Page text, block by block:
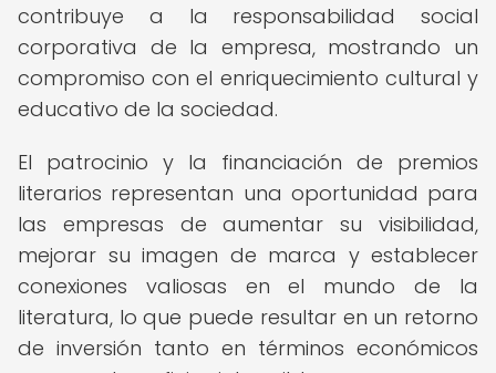
contribuye a la responsabilidad social
corporativa de la empresa, mostrando un
compromiso con el enriquecimiento cultural y
educativo de la sociedad.
El patrocinio y la financiación de premios
literarios representan una oportunidad para
las empresas de aumentar su visibilidad,
mejorar su imagen de marca y establecer
conexiones valiosas en el mundo de la
literatura, lo que puede resultar en un retorno
de inversión tanto en términos económicos